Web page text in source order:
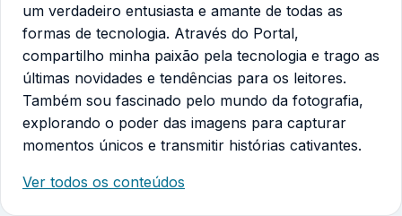
um verdadeiro entusiasta e amante de todas as
formas de tecnologia. Através do Portal,
compartilho minha paixão pela tecnologia e trago as
últimas novidades e tendências para os leitores.
Também sou fascinado pelo mundo da fotografia,
explorando o poder das imagens para capturar
momentos únicos e transmitir histórias cativantes.
Ver todos os conteúdos